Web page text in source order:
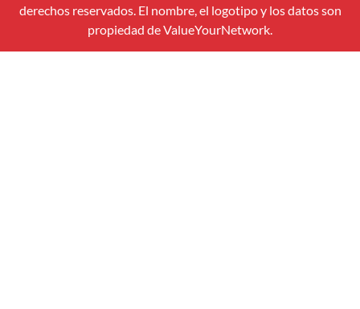
derechos reservados. El nombre, el logotipo y los datos son
propiedad de ValueYourNetwork.